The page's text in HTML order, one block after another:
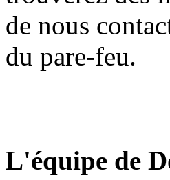
de nous
du pare-feu.
L'équipe de